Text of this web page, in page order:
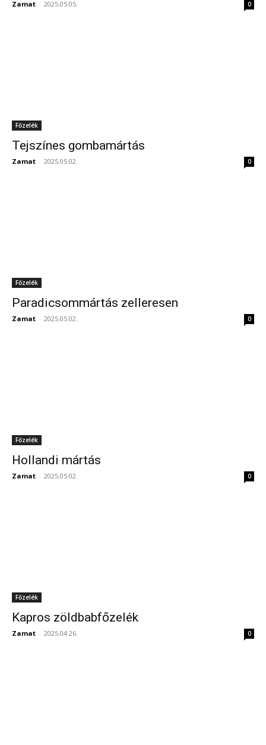
Zamat - 2025.05.05. 0
Főzelék
Tejszínes gombamártás
Zamat - 2025.05.02. 0
Főzelék
Paradicsommártás zelleresen
Zamat - 2025.05.02. 0
Főzelék
Hollandi mártás
Zamat - 2025.05.02. 0
Főzelék
Kapros zöldbabfőzelék
Zamat - 2025.04.26. 0